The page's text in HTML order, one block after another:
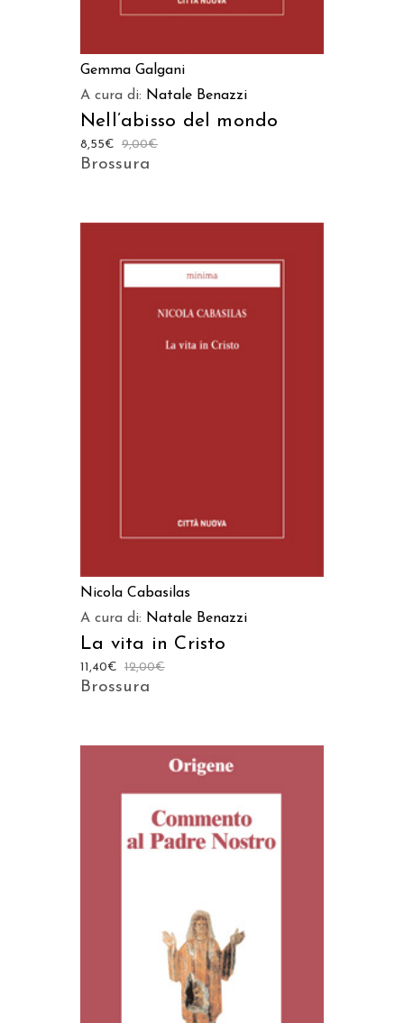
Gemma Galgani
A cura di: Natale Benazzi
Nell’abisso del mondo
9,00€
8,55€
Brossura
Nicola Cabasilas
A cura di: Natale Benazzi
La vita in Cristo
12,00€
11,40€
Brossura
AGGIUNGI AL CARRELLO